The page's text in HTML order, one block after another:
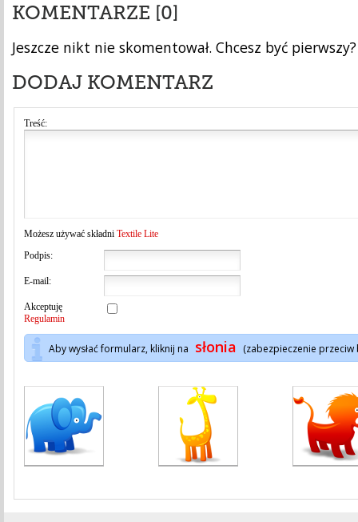
KOMENTARZE [0]
Jeszcze nikt nie skomentował. Chcesz być pierwszy?
DODAJ KOMENTARZ
Treść:
Możesz używać składni Textile Lite
Podpis:
E-mail:
Akceptuję
Regulamin
Aby wysłać formularz, kliknij na słonia (zabezpieczenie przeciw